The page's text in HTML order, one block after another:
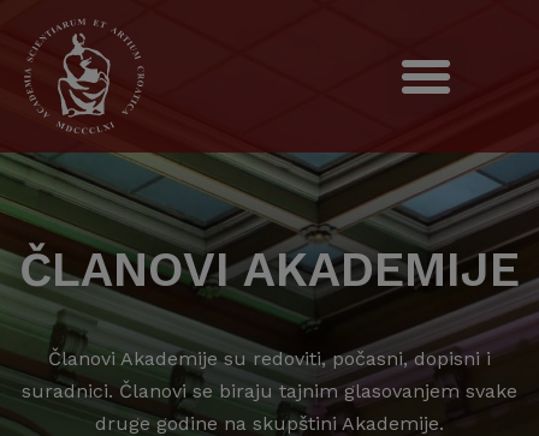
ČLANOVI AKADEMIJE
Članovi Akademije su redoviti, počasni, dopisni i
suradnici. Članovi se biraju tajnim glasovanjem svake
druge godine na skupštini Akademije.